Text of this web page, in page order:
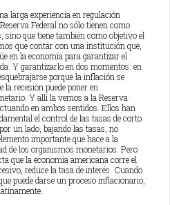
larga experiencia en regulación
Federal no sólo tienen como
sino que tiene también como objetivo el
que contar con una institución que,
en la economía para garantizar el
Y garantizarlo en dos momentos: en
porque la inflación se
recesión puede poner en
Y allí la vemos a la Reserva
en ambos sentidos. Ellos han
el control de las tasas de corto
un lado, bajando las tasas, no
importante que hace a la
de los organismos monetarios. Pero
que la economía americana corre el
reduce la tasa de interés. Cuando
puede darse un proceso inflacionario,